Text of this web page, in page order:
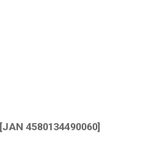
[JAN 4580134490060]